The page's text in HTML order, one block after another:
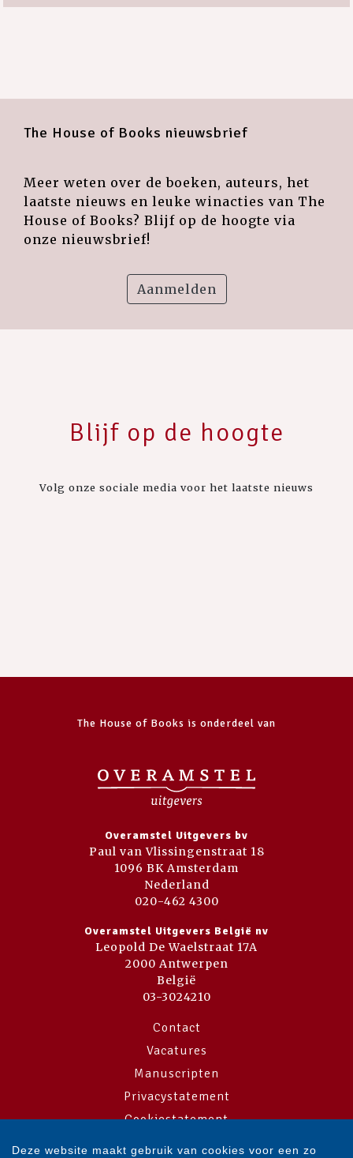
The House of Books nieuwsbrief
Meer weten over de boeken, auteurs, het
laatste nieuws en leuke winacties van The
House of Books? Blijf op de hoogte via
onze nieuwsbrief!
Aanmelden
Blijf op de hoogte
Volg onze sociale media voor het laatste nieuws
The House of Books is onderdeel van
Overamstel Uitgevers bv
Paul van Vlissingenstraat 18
1096 BK Amsterdam
Nederland
020-462 4300
Overamstel Uitgevers België nv
Leopold De Waelstraat 17A
2000 Antwerpen
België
03-3024210
Contact
Vacatures
Manuscripten
Privacystatement
Cookiestatement
Deze website maakt gebruik van cookies voor een zo